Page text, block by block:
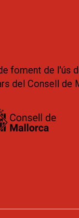
foment de l'ús
del Consell de